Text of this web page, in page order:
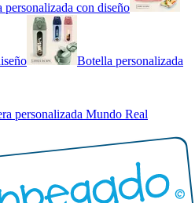
personalizada con diseño
Botella personalizada
personalizada Mundo Real
básica